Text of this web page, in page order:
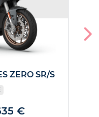
ZERO SR/S
€